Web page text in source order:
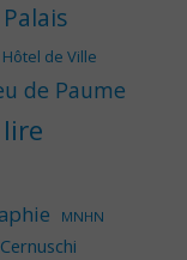
Hôtel de Ville
de Paume
MNHN